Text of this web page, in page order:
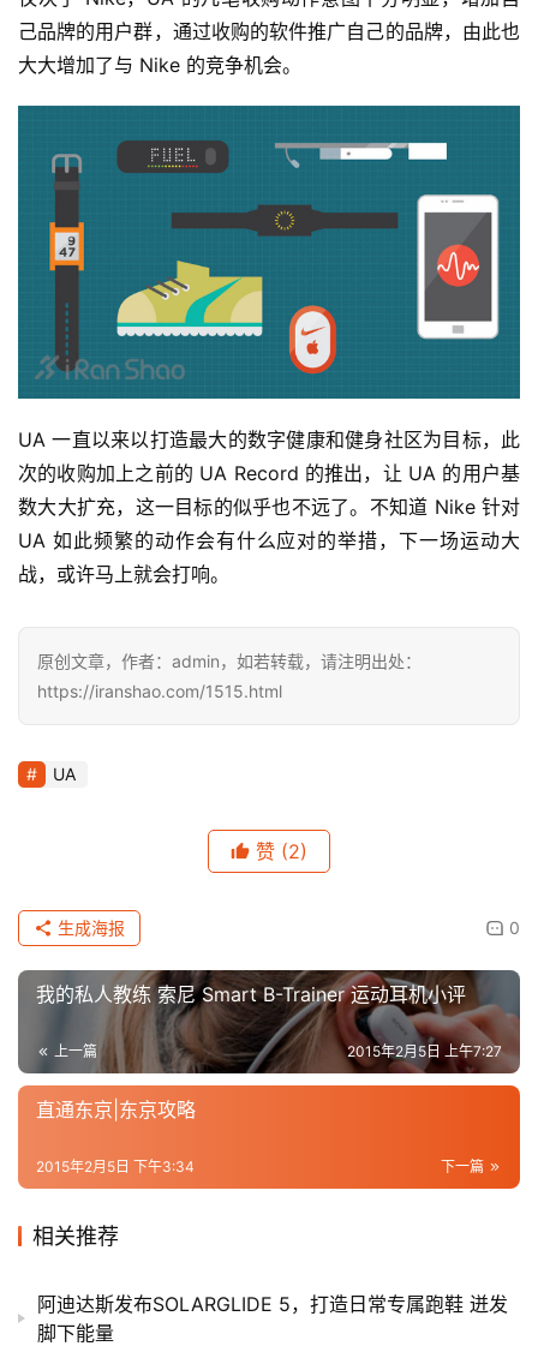
观
察
频
户
精
选
运
集
己品牌的用户群，通过收购的软件推广自己的品牌，由此也
大大增加了与 Nike 的竞争机会。
UA 一直以来以打造最大的数字健康和健身社区为目标，此
次的收购加上之前的 UA Record 的推出，让 UA 的用户基
数大大扩充，这一目标的似乎也不远了。不知道 Nike 针对
UA 如此频繁的动作会有什么应对的举措，下一场运动大
战，或许马上就会打响。
原创文章，作者：admin，如若转载，请注明出处：
https://iranshao.com/1515.html
UA
赞 (2)
0
生成海报
我的私人教练 索尼 Smart B-Trainer 运动耳机小评
上一篇 2015年2月5日 上午7:27
直通东京|东京攻略
下一篇
2015年2月5日 下午3:34
相关推荐
阿迪达斯发布SOLARGLIDE 5，打造日常专属跑鞋 迸发
脚下能量